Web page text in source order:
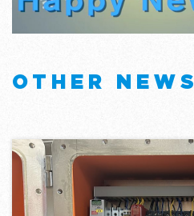
OTHER NEWS